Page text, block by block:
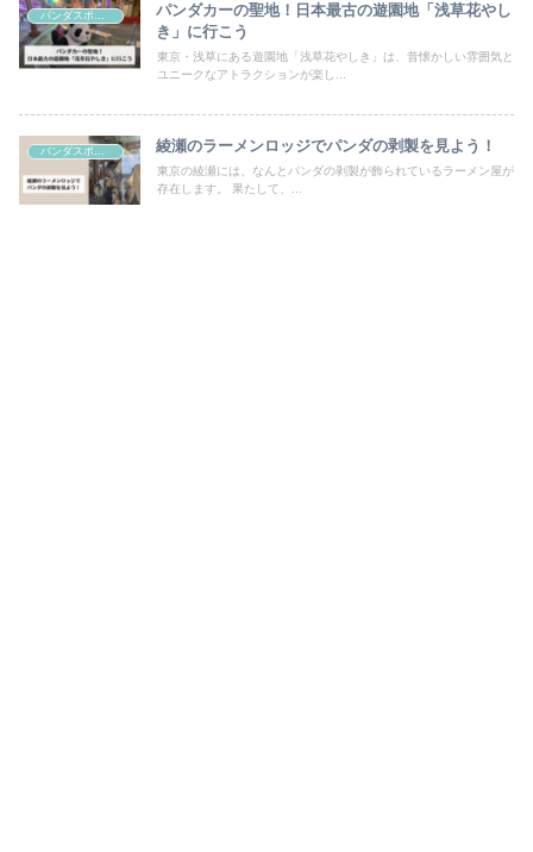
パンダスポット
パンダカーの聖地！日本最古の遊園地「浅草花やし
き」に行こう
東京・浅草にある遊園地「浅草花やしき」は、昔懐かしい雰囲気と
ユニークなアトラクションが楽し...
パンダスポット 綾瀬のラーメンロッジでパンダの剥製を見よう！
東京の綾瀬には、なんとパンダの剥製が飾られているラーメン屋が
存在します。 果たして、...